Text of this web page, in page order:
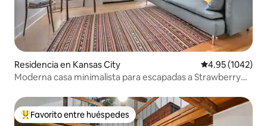
Residencia en Kansas City Calificación
4.95 (1042)
Moderna casa minimalista para escapadas a Strawberry
De los mejores en Favorito entre huéspedes
Favorito entre huéspedes